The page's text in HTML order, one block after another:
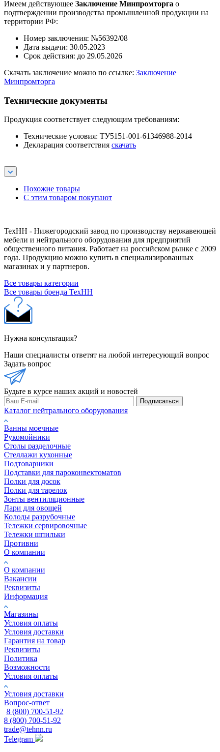
Имеем действующее Заключение Минпромторга о
подтверждении производства промышленной продукции на
территории РФ:
Номер заключения: №56392/08
Дата выдачи: 30.05.2023
Срок действия: до 29.05.2026
Скачать заключение можно по ссылке: Заключение
Минпромторга
Технические документы
Продукция соответствует следующим требованиям:
Технические условия: ТУ5151-001-61346988-2014
Декларация соответствия скачать
Похожие товары
С этим товаром покупают
ТехНН - Нижегородский завод по производству нержавеющей
мебели и нейтрального оборудования для предприятий
общественного питания. Работает на российском рынке с 2009
года. Продукцию можно купить в специализированных
магазинах и у партнеров.
Все товары категории
Все товары бренда ТехНН
Нужна консультация?
Наши специалисты ответят на любой интересующий вопрос
Задать вопрос
Будьте в курсе наших акций и новостей
Подписаться
Каталог нейтрального оборудования
Ванны моечные
Рукомойники
Столы разделочные
Стеллажи кухонные
Подтоварники
Подставки для пароконвектоматов
Полки для досок
Полки для тарелок
Зонты вентиляционные
Лари для овощей
Колоды разрубочные
Тележки сервировочные
Тележки шпильки
Противни
О компании
О компании
Вакансии
Реквизиты
Информация
Магазины
Условия оплаты
Условия доставки
Гарантия на товар
Реквизиты
Политика
Возможности
Условия оплаты
Условия доставки
Вопрос-ответ
8 (800) 700-51-92
8 (800) 700-51-92
trade@tehnn.ru
Telegram